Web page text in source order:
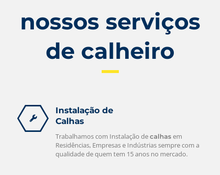
nossos serviços
de calheiro
Instalação de
Calhas
Trabalhamos com Instalação decalhasem
Residências, Empresas e Indústrias sempre com a
qualidade de quem tem 15 anos no mercado.